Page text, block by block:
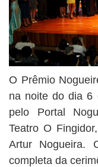
O Prêmio
na noite do dia 6
pelo Portal
Teatro O
Artur Nogueira.
completa da